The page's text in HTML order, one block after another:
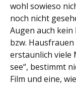
wohl sowieso
noch nicht
Augen auch
bzw.
erstaunlich viele
see“, bestimmt
Film und eine,